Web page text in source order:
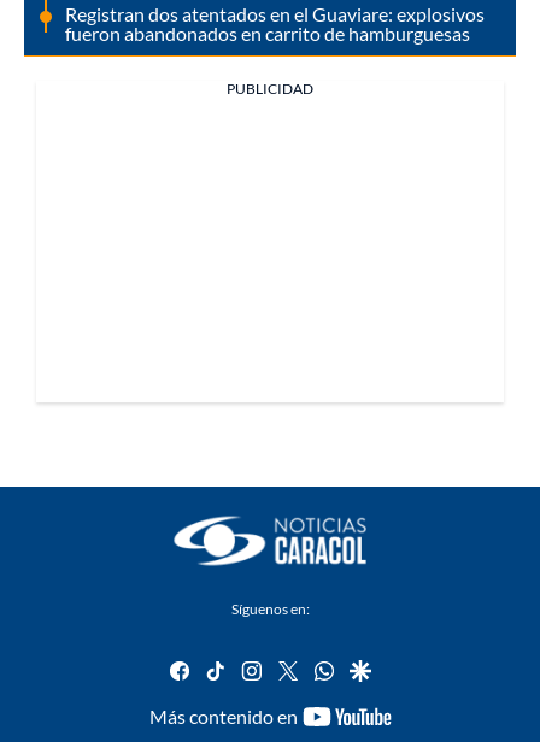
Registran dos atentados en el Guaviare: explosivos
fueron abandonados en carrito de hamburguesas
PUBLICIDAD
Síguenos en:
facebook
tiktok instagram
twitterwhatsapp
google
Más contenido en
youtube-